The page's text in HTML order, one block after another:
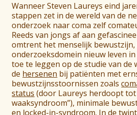
Wanneer Steven Laureys eind
stappen zet in de wereld van de
onderzoek naar coma zelf
Reeds van jongs af aan
omtrent het menselijk
onderzoeksdomein nieuw leven
toe te leggen op de studie van de
de hersenen bij patiënten met
bewustzijnsstoornissen zoals
status (door Laureys herdoopt
waaksyndroom”), minimale
en locked-in-syndroom. In de